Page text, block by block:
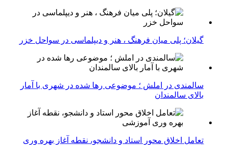
گیلان؛ پلی میان فرهنگ ، هنر و دیپلماسی در سواحل خزر
سالمندی در املش ؛ موضوعی رها شده در شهری با آمار
بالای سالمندان
تعامل اخلاق‌ محور استاد و دانشجو، نقطه آغاز بهره ‌وری